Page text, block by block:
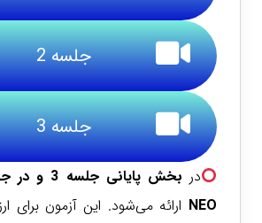
جلسه 2
جلسه 3
در بخش پایانی جلسه 3 و در جلسه 4
NEO ارائه می‌شود. این آزمون برای